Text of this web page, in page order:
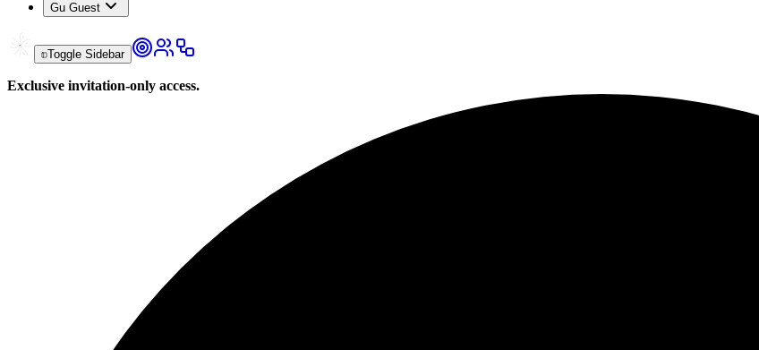
Gu Guest
Toggle Sidebar
Exclusive invitation-only access.